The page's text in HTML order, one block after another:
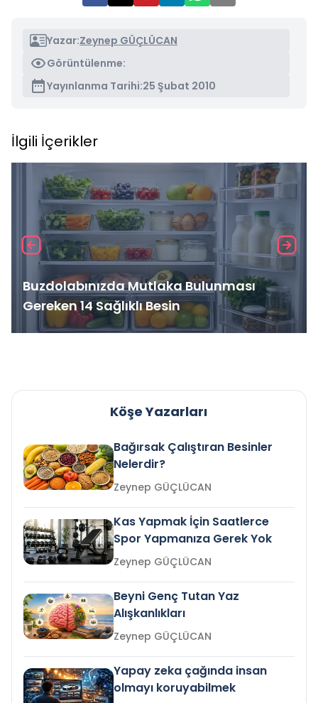
Yazar:Zeynep GÜÇLÜCAN
Görüntülenme:
Yayınlanma Tarihi:25 Şubat 2010
İlgili İçerikler
Buzdolabınızda Mutlaka Bulunması
Gereken 14 Sağlıklı Besin
Köşe Yazarları
Bağırsak Çalıştıran Besinler
Nelerdir?
Zeynep GÜÇLÜCAN
Kas Yapmak İçin Saatlerce
Spor Yapmanıza Gerek Yok
Zeynep GÜÇLÜCAN
Beyni Genç Tutan Yaz
Alışkanlıkları
Zeynep GÜÇLÜCAN
Yapay zeka çağında insan
olmayı koruyabilmek